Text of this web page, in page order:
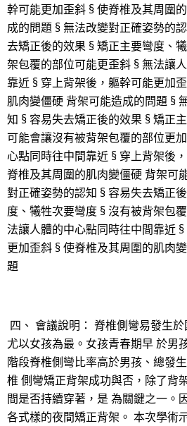
幹可能更加歪斜 § 使脊椎及其周圍
成的問題 § 無法改變對正確姿勢的
去矯正後的效果 § 矯正主要彎度、
架包覆的部位可能更歪斜 § 無法讓
靠近 § 穿上背架後，軀幹可能更加
肌肉變僵硬 背架可能造成的問題 §
知 § 容易失去矯正後的效果 § 矯正
可能會讓沒有被背架包覆的部位更
心點同時往中間靠近 § 穿上背架後
脊椎及其周圍的肌肉變僵硬 背架可
對正確姿勢的認知 § 容易失去矯正
度、犧牲次要彎度 § 沒有被背架包
法讓人體的中心點同時往中間靠近
更加歪斜 § 使脊椎及其周圍的肌肉
題
四、 會議說明： 脊椎側彎易發生
尤以女孩為最。女孩青春期早 於男
階段脊椎側彎比率高於男孩、總發
椎 側彎矯正背架成功與否，除了背
間是否持續穿著，是 為關鍵之一。
各式樣的夜間矯正背架。 本次學術